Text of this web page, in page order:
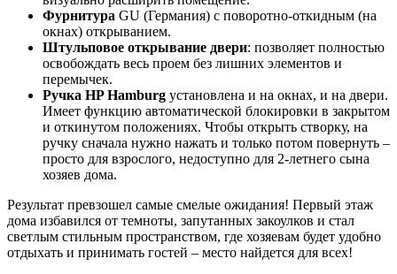
Фурнитура GU (Германия) с поворотно-откидным (на
окнах) открыванием.
Штульповое открывание двери: позволяет полностью
освобождать весь проем без лишних элементов и
перемычек.
Ручка HP Hamburg установлена и на окнах, и на двери.
Имеет функцию автоматической блокировки в закрытом
и откинутом положениях. Чтобы открыть створку, на
ручку сначала нужно нажать и только потом повернуть –
просто для взрослого, недоступно для 2-летнего сына
хозяев дома.
Результат превзошел самые смелые ожидания! Первый этаж
дома избавился от темноты, запутанных закоулков и стал
светлым стильным пространством, где хозяевам будет удобно
отдыхать и принимать гостей – место найдется для всех!